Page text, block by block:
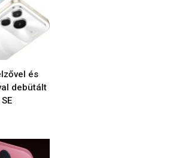
és
debütált